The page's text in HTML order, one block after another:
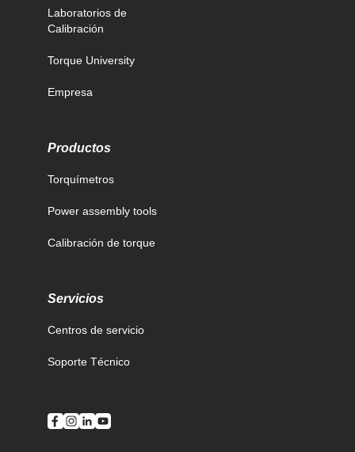
Laboratorios de
Calibración
Torque University
Empresa
Productos
Torquímetros
Power assembly tools
Calibración de torque
Servicios
Centros de servicio
Soporte Técnico